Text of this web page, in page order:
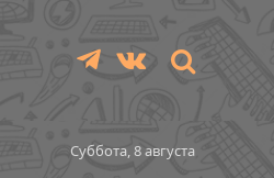
TelegramVKontakte
Суббота, 8 августа